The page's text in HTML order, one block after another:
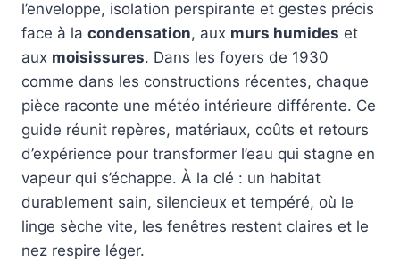
l’enveloppe, isolation perspirante et gestes précis
face à la condensation, aux murs humides et
aux moisissures. Dans les foyers de 1930
comme dans les constructions récentes, chaque
pièce raconte une météo intérieure différente. Ce
guide réunit repères, matériaux, coûts et retours
d’expérience pour transformer l’eau qui stagne en
vapeur qui s’échappe. À la clé : un habitat
durablement sain, silencieux et tempéré, où le
linge sèche vite, les fenêtres restent claires et le
nez respire léger.